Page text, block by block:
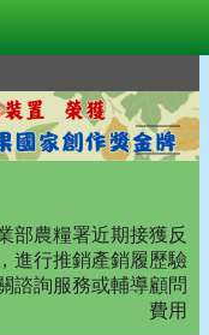
部農糧署近期接獲反
進行推銷產銷履歷驗
諮詢服務或輔導顧問
費用